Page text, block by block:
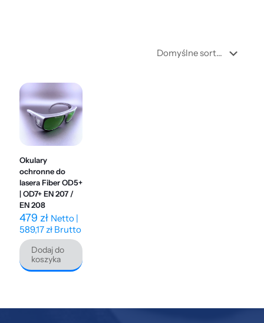
Okulary
ochronne do
lasera Fiber OD5+
| OD7+ EN 207 /
EN 208
479 zł Netto |
589,17zł Brutto
Dodaj do
koszyka